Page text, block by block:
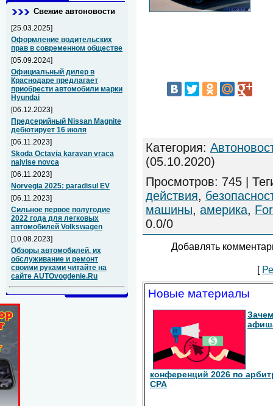
Свежие автоновости
[25.03.2025]
Оформление водительских
прав в современном обществе
[05.09.2024]
Официальный дилер в
Краснодаре предлагает
приобрести автомобили марки
Hyundai
[06.12.2023]
Предсерийный Nissan Magnite
дебютирует 16 июля
[06.11.2023]
Skoda Octavia karavan vraca
najvise novca
[06.11.2023]
Norvegia 2025: paradisul EV
[06.11.2023]
Сильное первое полугодие
2022 года для легковых
автомобилей Volkswagen
[10.08.2023]
Обзоры автомобилей, их
обслуживание и ремонт
своими руками читайте на
сайте AUTOvogdenie.Ru
Категория:
(05.10.2020)
Просмотров: 745 |
действия,
машины, америка,
0.0/0
Добавлять
[
Новые материалы
конференций 2026 по
СРА